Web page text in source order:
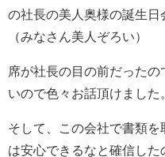
の社長の美人奥様の誕生日
（みなさん美人ぞろい）
席が社長の目の前だった
いので色々お話頂けました
そして、この会社で書類
は安心できるなと確信した